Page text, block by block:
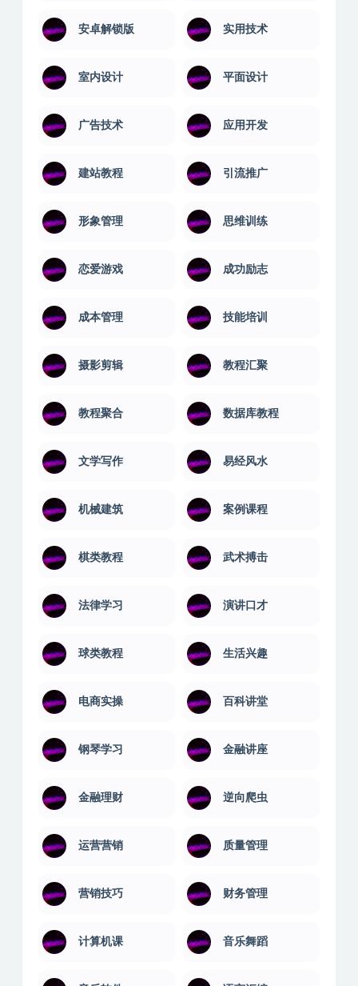
安卓解锁版 实用技术
室内设计 平面设计
广告技术 应用开发
建站教程 引流推广
形象管理 思维训练
恋爱游戏 成功励志
成本管理 技能培训
摄影剪辑 教程汇聚
教程聚合 数据库教程
文学写作 易经风水
机械建筑 案例课程
棋类教程 武术搏击
法律学习 演讲口才
球类教程 生活兴趣
电商实操 百科讲堂
钢琴学习 金融讲座
金融理财 逆向爬虫
运营营销 质量管理
营销技巧 财务管理
计算机课 音乐舞蹈